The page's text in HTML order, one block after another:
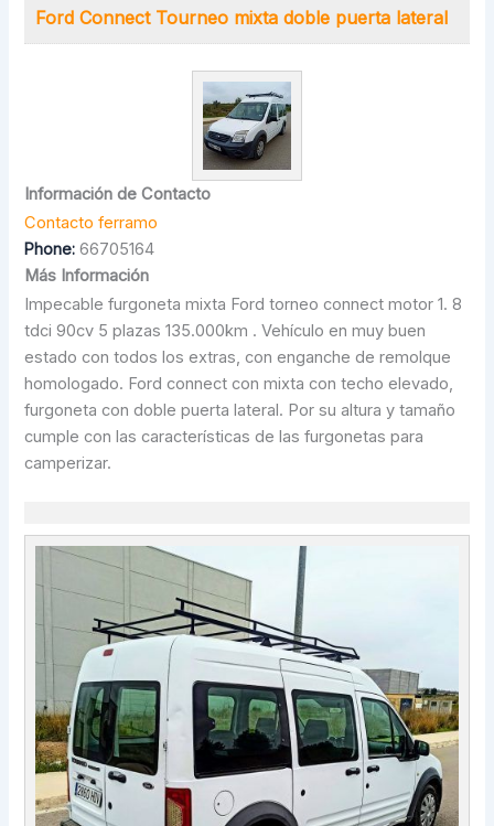
Ford Connect Tourneo mixta doble puerta lateral
Información de Contacto
Contacto ferramo
Phone: 66705164
Más Información
Impecable furgoneta mixta Ford torneo connect motor 1. 8
tdci 90cv 5 plazas 135.000km . Vehículo en muy buen
estado con todos los extras, con enganche de remolque
homologado. Ford connect con mixta con techo elevado,
furgoneta con doble puerta lateral. Por su altura y tamaño
cumple con las características de las furgonetas para
camperizar.